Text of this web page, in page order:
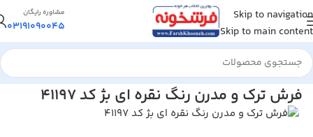
Skip to navigation
Skip to main content
مشاوره رایگان
03191090045
خانه/فرش مدرن و فانتزی
فرش ترک و مدرن رنگ نقره ای بژ کد 41197